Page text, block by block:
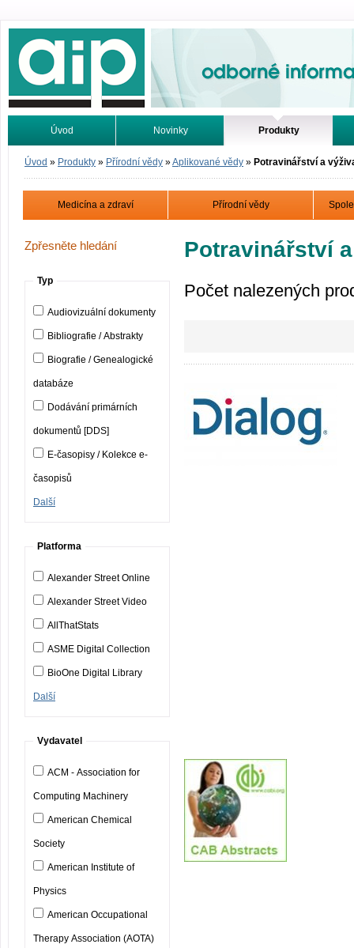
Odborné informace. Online.
Úvod Novinky Produkty
Vyhledávání Tutoriály
Úvod » Produkty » Přírodní vědy »Aplikované vědy » Potravinářství a
Medicína a zdraví Přírodní vědy
Zpřesněte hledání
Typ
Audiovizuální dokumenty
Bibliografie / Abstrakty
Biografie / Genealogické
databáze
Dodávání primárních
dokumentů [DDS]
E-časopisy / Kolekce e-
časopisů
Další
Platforma
Alexander Street Online
Alexander Street Video
AllThatStats
ASME Digital Collection
BioOne Digital Library
Další
Vydavatel
ACM - Association for
Computing Machinery
American Chemical
Society
American Institute of
Physics
American Occupational
Therapy Association (AOTA)
Potravinářství
Počet nalezených